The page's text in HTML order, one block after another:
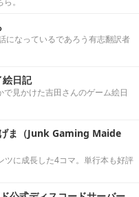
になっているであろう有志翻訳者
絵日記
見かけた吉田さんのゲーム絵日
げま（Junk Gaming Maide
に成長した4コマ。単行本も好評